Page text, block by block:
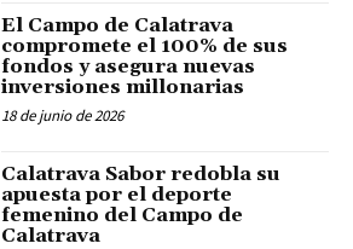
El Campo de Calatrava
compromete el 100% de sus
fondos y asegura nuevas
inversiones millonarias
18 de junio de 2026
Calatrava Sabor redobla su
apuesta por el deporte
femenino del Campo de
Calatrava